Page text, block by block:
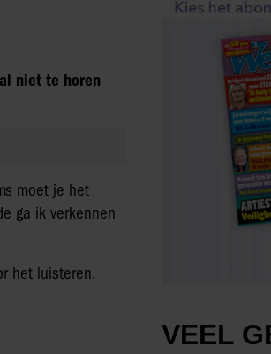
niet te horen
moet je het
ga ik verkennen
het luisteren.